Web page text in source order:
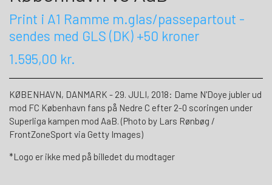
Print i A1 Ramme m.glas/passepartout -
sendes med GLS (DK) +50 kroner
1.595,00 kr.
KØBENHAVN, DANMARK - 29. JULI, 2018: Dame N'Doye jubler ud
mod FC København fans på Nedre C efter 2-0 scoringen under
Superliga kampen mod AaB. (Photo by Lars Rønbøg /
FrontZoneSport via Getty Images)
*Logo er ikke med på billedet du modtager